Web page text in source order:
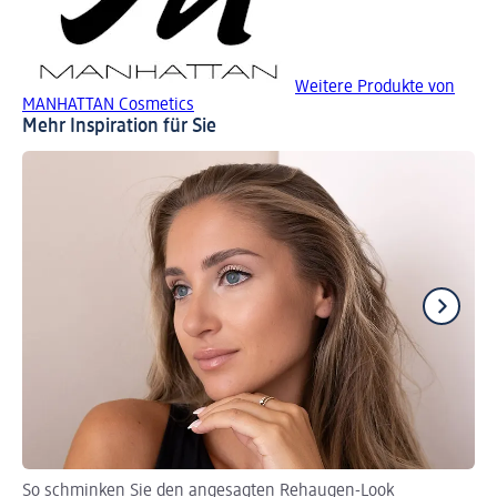
Weitere Produkte von
MANHATTAN Cosmetics
Mehr Inspiration für Sie
So schminken Sie den angesagten Rehaugen-Look